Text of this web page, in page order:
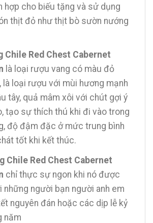
hợp cho biếu tặng và sử dụng
thịt đỏ như thịt bò sườn nướng
Chile Red Chest Cabernet
là loại rượu vang có màu đỏ
là loại rượu với mùi hương mạnh
tây, quả mâm xôi với chút gợi ý
tạo sự thích thú khi đi vào trong
độ đậm đặc ở mức trung bình
tốt khi kết thúc.
Chile Red Chest Cabernet
chỉ thực sự ngon khi nó được
những người bạn người anh em
nguyên đán hoặc các dịp lễ kỷ
năm